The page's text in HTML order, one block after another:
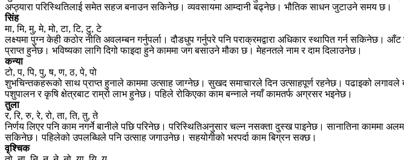
अप्ठ्यारा परिस्थितिलाई समेत सहज बनाउन सकिनेछ। व्यवसायमा आम्दानी बढ्नेछ। भौतिक साधन जुटाउने समय छ।
सिंह
मा, मि, मु, मे, मो, टा, टि, टु, टे
लक्ष्यमा पुग्न केही कठोर नीति अवलम्बन गर्नुपर्ला। दौडधुप गर्नुपरे पनि पराक्रमद्वारा अधिकार स्थापित गर्न
प्राप्त हुनेछ। भविष्यका लागि दिगो फाइदा हुने काममा जग बसाउने मौका छ। मेहनतले नाम र दाम दिलाउनेछ।
कन्या
टो, प, पि, पु, ष, ण, ठ, पे, पो
शुभचिन्तकहरूको साथ प्राप्त हुनाले काममा उत्साह जाग्नेछ। सुखद समाचारले दिन उत्साहपूर्ण रहनेछ। पढाइको लगावले
पशुपालन र कृषि क्षेत्रबाट राम्रो लाभ हुनेछ। पहिले रोकिएका काम बन्नाले नयाँ कामतर्फ अग्रसर भइनेछ।
तुला
र, रि, रु, रे, रो, ता, ति, तु, ते
निर्णय लिएर पनि काम नगर्ने बानीले पछि परिनेछ। परिस्थितिअनुसार चल्न नसक्ता दुस्ख पाइनेछ। सानातिना काममा
सकिनेछ। पहिलेको उपलब्धिले पनि उत्साह जगाउनेछ। सहयोगीको भरपर्दा काम बिग्रन सक्छ।
वृश्चिक